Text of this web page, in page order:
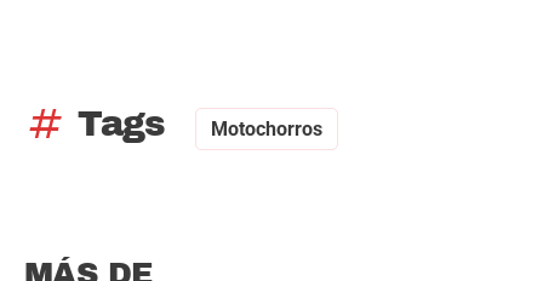
tag Tags Motochorros
MÁS DE